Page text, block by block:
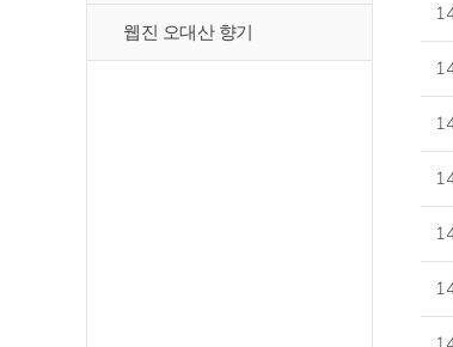
웹진 오대산 향기